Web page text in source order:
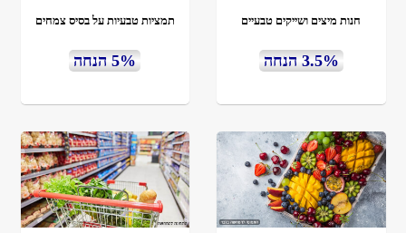
חנות מיצים ושייקים טבעיים
3.5% הנחה
תמציות טבעיות על בסיס צמחים
5% הנחה